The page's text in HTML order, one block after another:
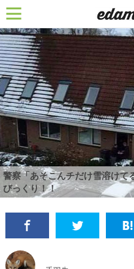
警察「あそこんチだけ雪溶け
びっくり！！